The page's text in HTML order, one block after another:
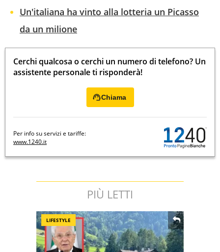
Un'italiana ha vinto alla lotteria un Picasso
da un milione
Cerchi qualcosa o cerchi un numero di telefono? Un
assistente personale ti risponderà!
Chiama
Per info su servizi e tariffe:
www.1240.it
PIÙ LETTI
LIFESTYLE